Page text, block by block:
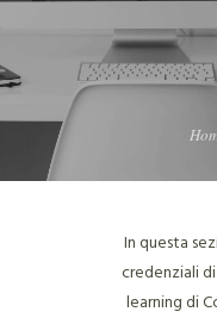
AREA DIDATTICA
CONTATTI
PRIVACY
In questa
credenziali
learning di